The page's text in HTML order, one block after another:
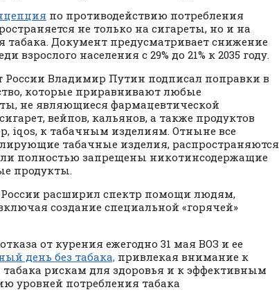
по противодействию потребления
не только на сигареты, но и на
Документ предусматривает снижение
взрослого населения с 29% до 21% к 2035 году.
России Владимир Путин подписал поправки в
которые приравнивают любые
не являющиеся фармацевтической
вейпов, кальянов, а также продуктов
iqos, к табачным изделиям. Отныне все
табачные изделия, распространяются
полностью запрещены никотинсодержащие
продукты.
расширил спектр помощи людям,
создание специальной «горячей»
от курения ежегодно 31 мая ВОЗ и ее
день без табака, привлекая внимание к
рискам для здоровья и к эффективным
уровней потребления табака